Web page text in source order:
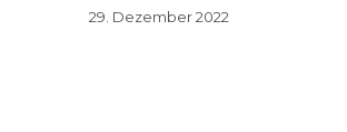
Veröffentlicht
29. Dezember 2022